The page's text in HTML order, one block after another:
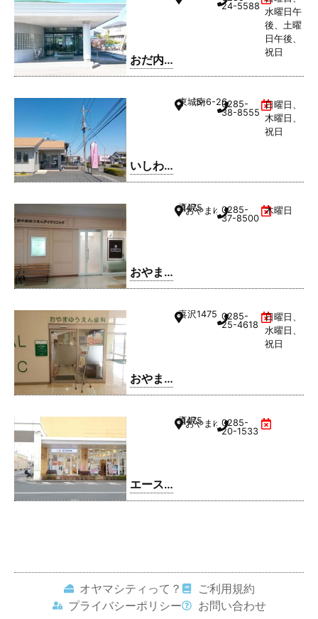
おだ内
科クリ
24-5588
水曜日午
後、土曜
日午後、
祝日
いしわ
た歯科
東城南5-6-260285-
38-8555
日曜日、
木曜日、
祝日
おやま
ゆうえ
喜沢
1475
おやまゆうえんハーヴェストウ
0285-
37-8500
木曜日
おやま
ゆうえ
喜沢1475 0285-
25-4618
日曜日、
水曜日、
祝日
エース
コンタ
店
喜沢
1475
おやまゆうえんハーヴェストウ
0285-
20-1533
オヤマシティって？
ご利用規約
プライバシーポリシー
お問い合わせ